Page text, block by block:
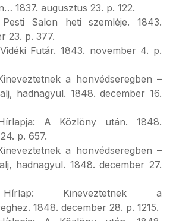
1837. augusztus 23. p. 122.
Salon heti szemléje. 1843.
23. p. 377.
Futár. 1843. november 4. p.
a honvédseregben –
hadnagyul. 1848. december 16.
A Közlöny után. 1848.
p. 657.
a honvédseregben –
hadnagyul. 1848. december 27.
Kineveztetnek a
1848. december 28. p. 1215.